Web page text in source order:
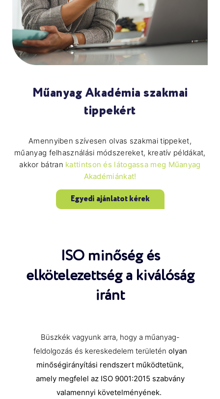
Műanyag Akadémia szakmai
tippekért
Amennyiben szívesen olvas szakmai tippeket,
műanyag felhasználási módszereket, kreatív példákat,
akkor bátran kattintson és látogassa meg Műanyag
Akadémiánkat!
Egyedi ajánlatot kérek
ISO minőség és
elkötelezettség a kiválóság
iránt
Büszkék vagyunk arra, hogy a műanyag-
feldolgozás és kereskedelem területén olyan
minőségirányítási rendszert működtetünk,
amely megfelel az ISO 9001:2015 szabvány
valamennyi követelményének.